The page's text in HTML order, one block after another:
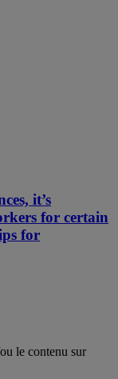
it’s
for certain
for
le contenu sur